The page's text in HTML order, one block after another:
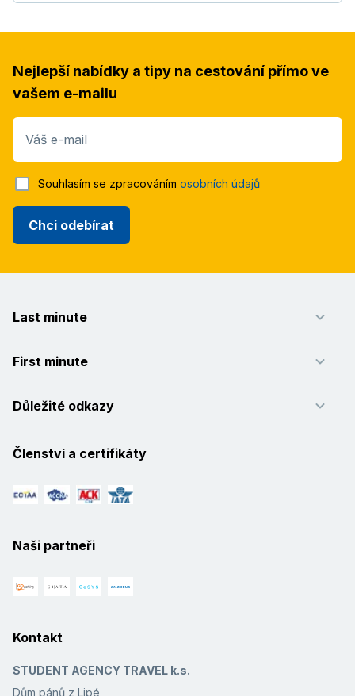
Nejlepší nabídky a tipy na cestování přímo ve
vašem e-mailu
Váš e-mail
Chci odebírat
Souhlasím se zpracováním osobních údajů
Last minute
First minute
Důležité odkazy
Členství a certifikáty
Naši partneři
Kontakt
STUDENT AGENCY TRAVEL k.s.
Dům pánů z Lipé